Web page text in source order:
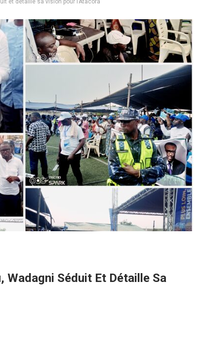
et détaille sa vision pour l’Atacora
Séduit Et Détaille Sa